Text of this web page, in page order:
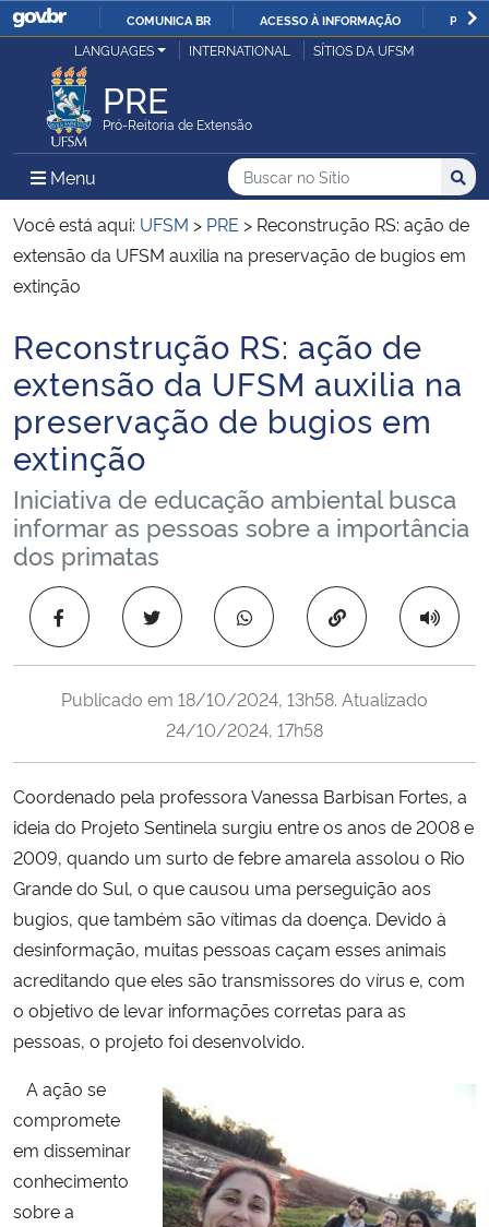
IR
COMUNICA BR ACESSO À INFORMAÇÃO
Ministério da Justiça e Segurança Pública
Ministério da Defesa
Ministério das Relações Exteriores
Ministério da Economia
Ministério da Infraestrutura
Ministério da Agricultura, Pecuária e Abastecimento
Ministério da Educação
Ministério da Cidadania
Ministério da Saúde
Ministério de Minas e Energia
Ministério do Meio Ambiente
Ministério do Turismo
Ministério do Desenvolvimento Regional
Controladoria-Geral da União
Ministério da Mulher, da Família e dos Direitos Humanos
Secretaria de Governo
Gabinete de Segurança Institucional
Advocacia-Geral da União
LANGUAGES INTERNATIONAL SÍTIOS DA UFSM
PRE
Pró-Reitoria de Extensão
Menu Menu Principal do Sítio
Busca
Buscar no no Sítio
Busca:
Você está aqui: UFSM > PRE > Reconstrução RS: ação de
extensão da UFSM auxilia na preservação de bugios em
extinção
Início do conteúdo
Reconstrução RS: ação de
extensão da UFSM auxilia na
preservação de bugios em
extinção
Iniciativa de educação ambiental busca
informar as pessoas sobre a importância
dos primatas
Copiar para área
Publicado em 18/10/2024, 13h58. Atualizado
24/10/2024, 17h58
Coordenado pela professora Vanessa Barbisan Fortes, a
ideia do Projeto Sentinela surgiu entre os anos de 2008 e
2009, quando um surto de febre amarela assolou o Rio
Grande do Sul, o que causou uma perseguição aos
bugios, que também são vítimas da doença. Devido à
desinformação, muitas pessoas caçam esses animais
acreditando que eles são transmissores do vírus e, com
o objetivo de levar informações corretas para as
pessoas, o projeto foi desenvolvido.
A ação se
compromete
em disseminar
conhecimento
sobre a